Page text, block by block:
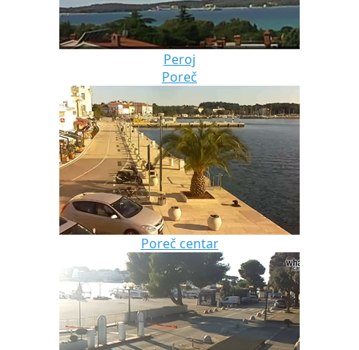
Peroj
Poreč
Poreč centar